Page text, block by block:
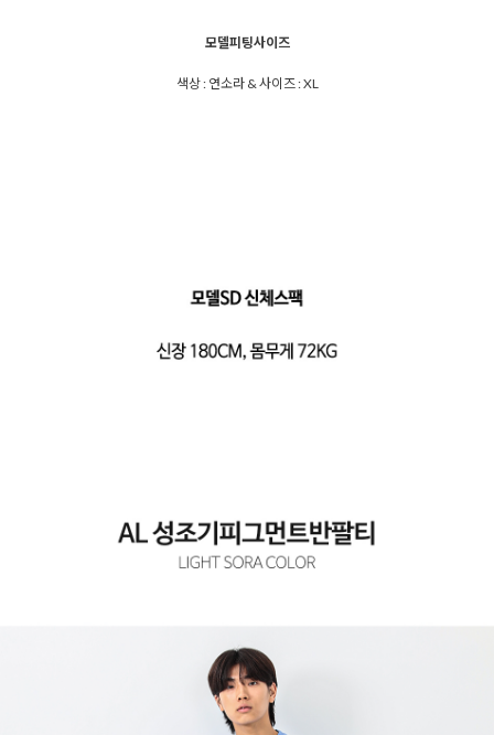
모델피팅사이즈
색상 : 연소라 & 사이즈 : XL